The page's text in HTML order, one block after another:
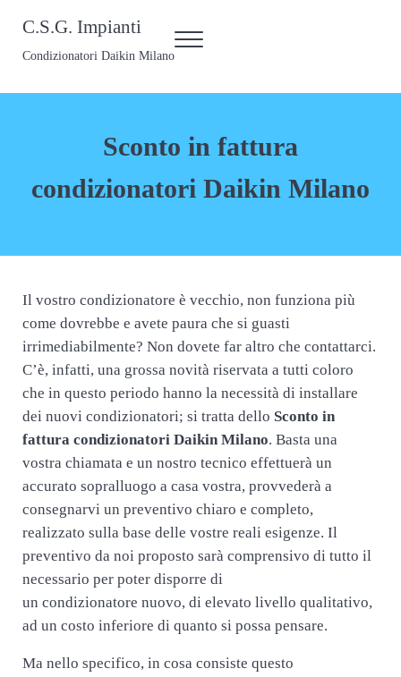
C.S.G. Impianti
Condizionatori Daikin Milano
Menu
Sconto in fattura
condizionatori Daikin Milano
Il vostro condizionatore è vecchio, non funziona più
come dovrebbe e avete paura che si guasti
irrimediabilmente? Non dovete far altro che contattarci.
C’è, infatti, una grossa novità riservata a tutti coloro
che in questo periodo hanno la necessità di installare
dei nuovi condizionatori; si tratta dello Sconto in
fattura condizionatori Daikin Milano. Basta una
vostra chiamata e un nostro tecnico effettuerà un
accurato sopralluogo a casa vostra, provvederà a
consegnarvi un preventivo chiaro e completo,
realizzato sulla base delle vostre reali esigenze. Il
preventivo da noi proposto sarà comprensivo di tutto il
necessario per poter disporre di
un condizionatore nuovo, di elevato livello qualitativo,
ad un costo inferiore di quanto si possa pensare.
Ma nello specifico, in cosa consiste questo